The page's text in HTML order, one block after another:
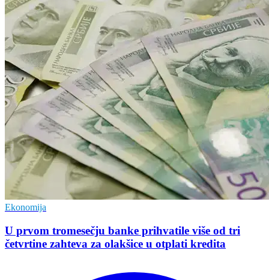
Ekonomija
U prvom tromesečju banke prihvatile više od tri
četvrtine zahteva za olakšice u otplati kredita